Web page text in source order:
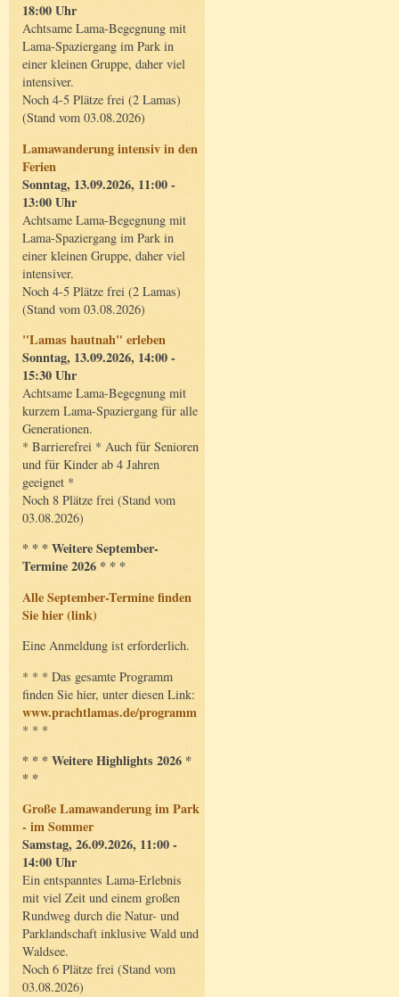
18:00 Uhr
Achtsame Lama-Begegnung mit
Lama-Spaziergang im Park in
einer kleinen Gruppe, daher viel
intensiver.
Noch 4-5 Plätze frei (2 Lamas)
(Stand vom 03.08.2026)
Lamawanderung intensiv in den
Ferien
Sonntag, 13.09.2026, 11:00 -
13:00 Uhr
Achtsame Lama-Begegnung mit
Lama-Spaziergang im Park in
einer kleinen Gruppe, daher viel
intensiver.
Noch 4-5 Plätze frei (2 Lamas)
(Stand vom 03.08.2026)
"Lamas hautnah" erleben
Sonntag, 13.09.2026, 14:00 -
15:30 Uhr
Achtsame Lama-Begegnung mit
kurzem Lama-Spaziergang für alle
Generationen.
* Barrierefrei * Auch für Senioren
und für Kinder ab 4 Jahren
geeignet *
Noch 8 Plätze frei (Stand vom
03.08.2026)
* * * Weitere September-
Termine 2026 * * *
Alle September-Termine finden
Sie hier (link)
Eine Anmeldung ist erforderlich.
* * * Das gesamte Programm
finden Sie hier, unter diesen Link:
www.prachtlamas.de/programm
* * *
* * * Weitere Highlights 2026 *
* *
Große Lamawanderung im Park
- im Sommer
Samstag, 26.09.2026, 11:00 -
14:00 Uhr
Ein entspanntes Lama-Erlebnis
mit viel Zeit und einem großen
Rundweg durch die Natur- und
Parklandschaft inklusive Wald und
Waldsee.
Noch 6 Plätze frei (Stand vom
03.08.2026)